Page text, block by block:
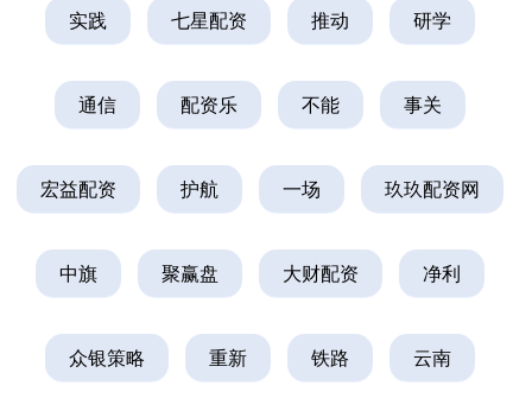
实践 七星配资 推动 研学
通信 配资乐 不能 事关
宏益配资 护航 一场 玖玖配资网
中旗 聚赢盘 大财配资 净利
众银策略 重新 铁路 云南